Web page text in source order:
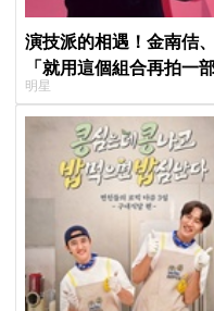
演技派的相遇！金南佶
「就用這個組合再拍一
明星